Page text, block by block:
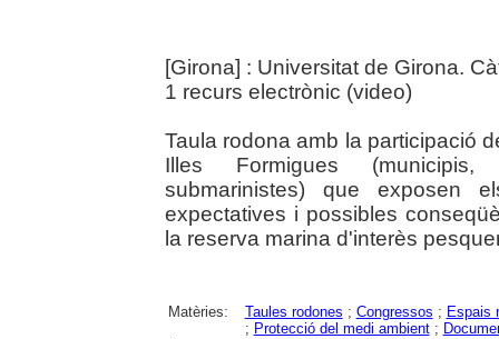
[Girona] : Universitat de Girona.
1 recurs electrònic (video)
Taula rodona amb la participació
Illes Formigues (municipis,
submarinistes) que exposen
expectatives i possibles
la reserva marina d'interès
Matèries: Taules rodones ; Congressos ; Espais
; Protecció del medi ambient;